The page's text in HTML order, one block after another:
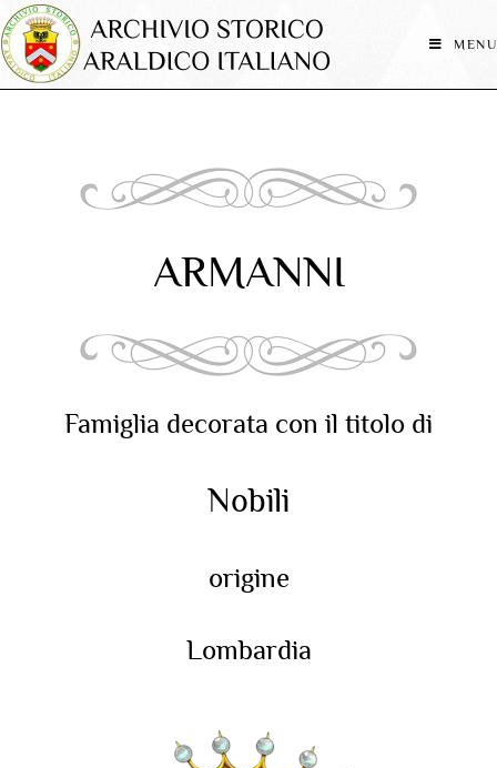
MENU
ARMANNI
Famiglia decorata con il titolo di
Nobili
origine
Lombardia